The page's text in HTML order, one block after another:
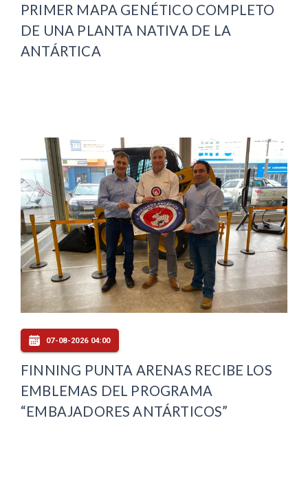
PRIMER MAPA GENÉTICO COMPLETO
DE UNA PLANTA NATIVA DE LA
ANTÁRTICA
07-08-2026 04:00
FINNING PUNTA ARENAS RECIBE LOS
EMBLEMAS DEL PROGRAMA
“EMBAJADORES ANTÁRTICOS”